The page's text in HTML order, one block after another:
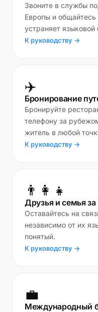
Звоните в службы
Европы и
устраняет языковой
К руководству →
✈️
Бронирование
Бронируйте
телефону за
житель в любой
К руководству →
👨‍👩‍👧
Друзья и семья
Оставайтесь на
независимо от их
понятый.
К руководству →
💼
Международный